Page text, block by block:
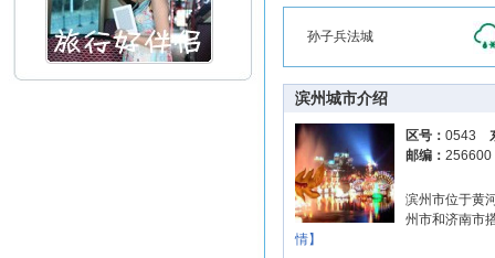
孙子兵法城
滨州城市介绍
区号： 0543
邮编：
滨州市位于黄
州市和济南市
情】